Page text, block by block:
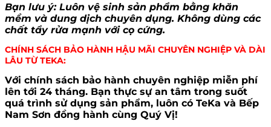
Bạn lưu ý: Luôn vệ sinh sản phẩm bằng khăn
mềm và dung dịch chuyên dụng. Không dùng các
chất tẩy rửa mạnh với cọ cứng.
CHÍNH SÁCH BẢO HÀNH HẬU MÃI CHUYÊN NGHIỆP VÀ DÀI
LÂU TỪ TEKA:
Với chính sách bảo hành chuyên nghiệp miễn phí
lên tới 24 tháng. Bạn thực sự an tâm trong suốt
quá trình sử dụng sản phẩm, luôn có TeKa và Bếp
Nam Sơn đồng hành cùng Quý Vị!